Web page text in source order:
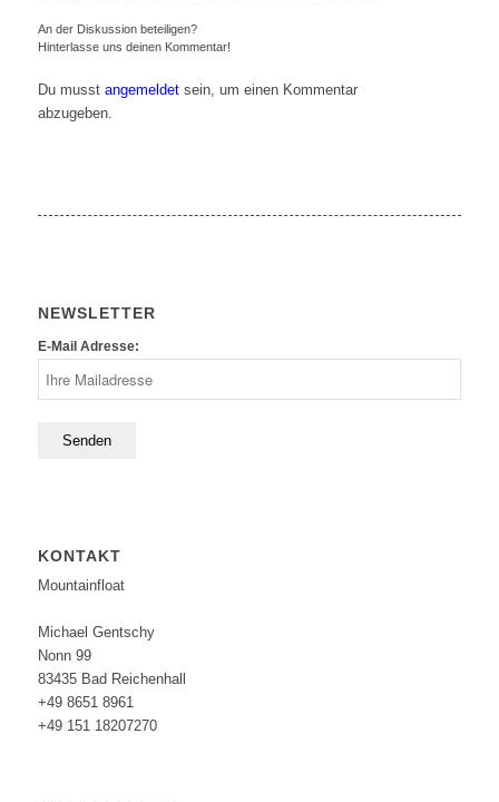
An der Diskussion beteiligen?
Hinterlasse uns deinen Kommentar!
Du musst angemeldetsein, um einen Kommentar
abzugeben.
NEWSLETTER
E-Mail Adresse:
KONTAKT
Mountainfloat
Michael Gentschy
Nonn 99
83435 Bad Reichenhall
+49 8651 8961
+49 151 18207270